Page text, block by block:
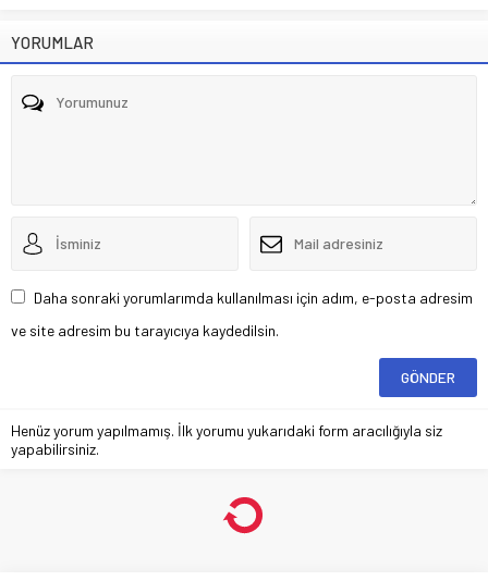
YORUMLAR
Daha sonraki yorumlarımda kullanılması için adım, e-posta adresim
ve site adresim bu tarayıcıya kaydedilsin.
Henüz yorum yapılmamış. İlk yorumu yukarıdaki form aracılığıyla siz
yapabilirsiniz.